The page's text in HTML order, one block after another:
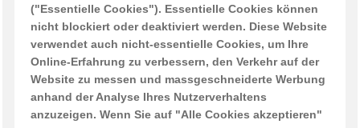
ÖFFNUNGSZEITEN während der Sommerferien 2026
Donnerstag 30.Juli / 6. + 13. August geschlossen. Ansonsten
normale Öffnungszeiten
Quicklinks
("Essentielle Cookies"). Essentielle Cookies können
nicht blockiert oder deaktiviert werden. Diese Website
verwendet auch nicht-essentielle Cookies, um Ihre
Online-Erfahrung zu verbessern, den Verkehr auf der
Website zu messen und massgeschneiderte Werbung
anhand der Analyse Ihres Nutzerverhaltens
anzuzeigen. Wenn Sie auf "Alle Cookies akzeptieren"